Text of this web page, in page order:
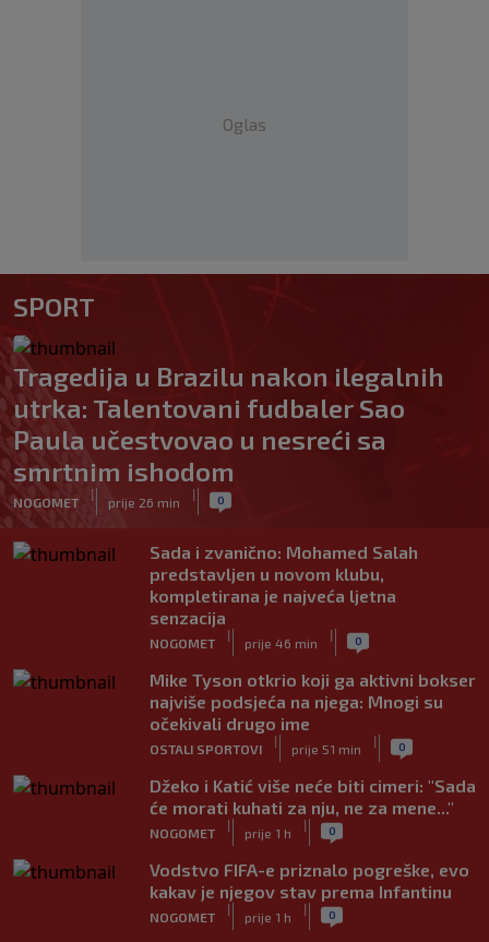
Oglas
SPORT
Tragedija u Brazilu nakon ilegalnih
utrka: Talentovani fudbaler Sao
Paula učestvovao u nesreći sa
smrtnim ishodom
NOGOMET
|
prije 26 min
| 0
Sada i zvanično: Mohamed Salah
predstavljen u novom klubu,
kompletirana je najveća ljetna
senzacija
NOGOMET
|
prije 46 min
| 0
Mike Tyson otkrio koji ga aktivni bokser
najviše podsjeća na njega: Mnogi su
očekivali drugo ime
OSTALI SPORTOVI
|
prije 51 min
| 0
Džeko i Katić više neće biti cimeri: "Sada
će morati kuhati za nju, ne za mene..."
NOGOMET
|
prije 1 h
| 0
Vodstvo FIFA-e priznalo pogreške, evo
kakav je njegov stav prema Infantinu
NOGOMET
|
prije 1 h
| 0